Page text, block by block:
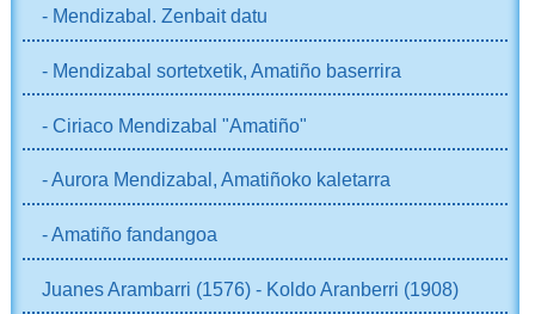
- Mendizabal. Zenbait datu
- Mendizabal sortetxetik, Amatiño baserrira
- Ciriaco Mendizabal "Amatiño"
- Aurora Mendizabal, Amatiñoko kaletarra
- Amatiño fandangoa
Juanes Arambarri (1576) - Koldo Aranberri (1908)